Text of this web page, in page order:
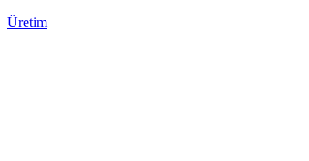
Üretim